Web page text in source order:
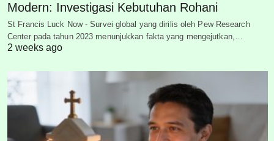
Modern: Investigasi Kebutuhan Rohani
St Francis Luck Now - Survei global yang dirilis oleh Pew Research
Center pada tahun 2023 menunjukkan fakta yang mengejutkan,…
2 weeks ago